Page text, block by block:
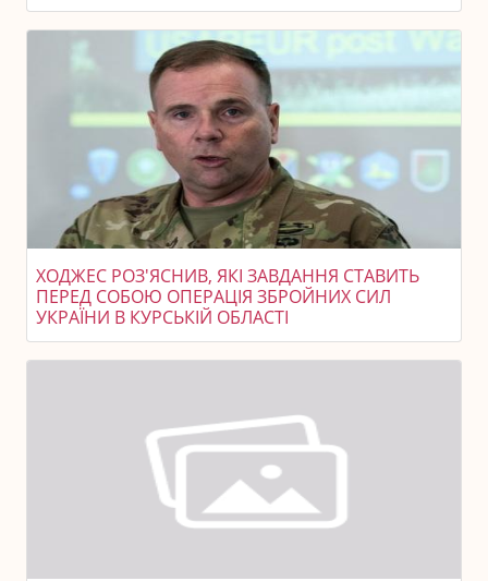
ХОДЖЕС РОЗ'ЯСНИВ, ЯКІ ЗАВДАННЯ СТАВИТЬ
ПЕРЕД СОБОЮ ОПЕРАЦІЯ ЗБРОЙНИХ СИЛ
УКРАЇНИ В КУРСЬКІЙ ОБЛАСТІ